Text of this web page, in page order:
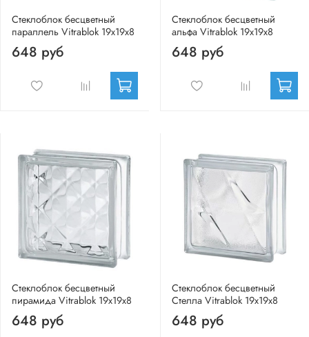
Стеклоблок бесцветный
параллель Vitrablok 19х19х8
648 руб
Стеклоблок бесцветный
альфа Vitrablok 19х19х8
648 руб
Стеклоблок бесцветный
пирамида Vitrablok 19х19х8
648 руб
Стеклоблок бесцветный
Стелла Vitrablok 19х19х8
648 руб